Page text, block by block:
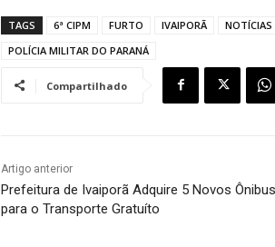
TAGS 6ª CIPM FURTO IVAIPORÃ NOTÍCIAS
POLÍCIA MILITAR DO PARANÁ
Compartilhado
Artigo anterior
Prefeitura de Ivaiporã Adquire 5 Novos Ônibus
para o Transporte Gratuíto